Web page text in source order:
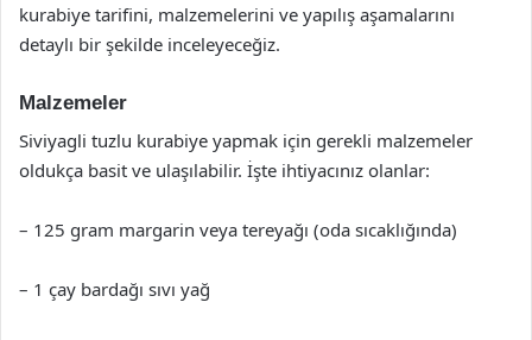
kurabiye tarifini, malzemelerini ve yapılış aşamalarını
detaylı bir şekilde inceleyeceğiz.
Malzemeler
Siviyagli tuzlu kurabiye yapmak için gerekli malzemeler
oldukça basit ve ulaşılabilir. İşte ihtiyacınız olanlar:
– 125 gram margarin veya tereyağı (oda sıcaklığında)
– 1 çay bardağı sıvı yağ